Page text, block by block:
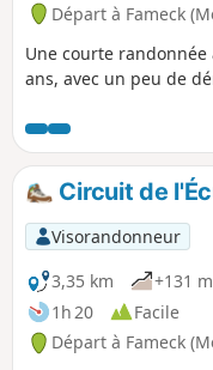
Départ à Fameck
Une courte
ans, avec un peu de
Circuit de
Visorandonneur
3,35 km
+131 m
1h 20
Facile
Départ à Fameck